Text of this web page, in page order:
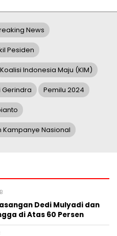
News
Pesiden
Koalisi Indonesia Maju (KIM)
Gerindra Pemilu 2024
Kampanye Nasional
Dedi Mulyadi dan
di Atas 60 Persen